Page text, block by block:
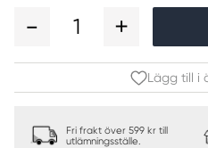
1
Lägg till i
Fri frakt över 599 kr till
utlämningsställe.